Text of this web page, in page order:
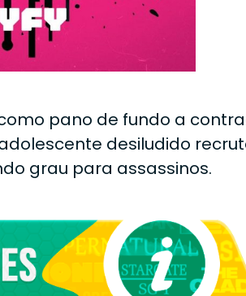
pano de fundo a
desiludido
grau para assassinos.